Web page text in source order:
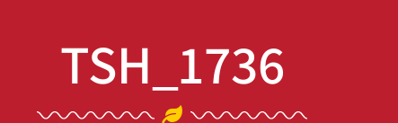
TSH_1736